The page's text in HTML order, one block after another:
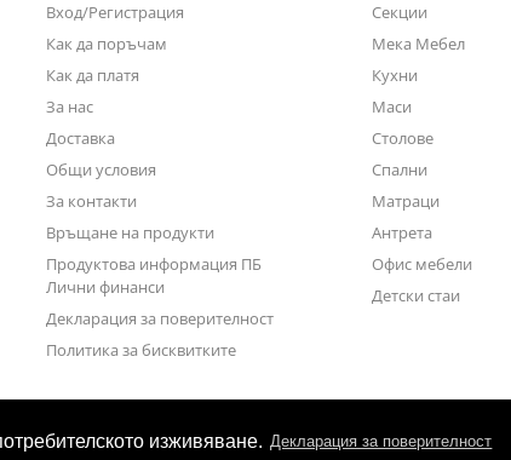
изживяване. Декларация за поверителност
Вход/Регистрация
Как да поръчам
Как да платя
За нас
Доставка
Общи условия
За контакти
Връщане на продукти
Продуктова информация ПБ
Лични финанси
Декларация за поверителност
Политика за бисквитките
Секции
Мека Мебел
Кухни
Маси
Столове
Спални
Матраци
Антрета
Офис мебели
Детски стаи